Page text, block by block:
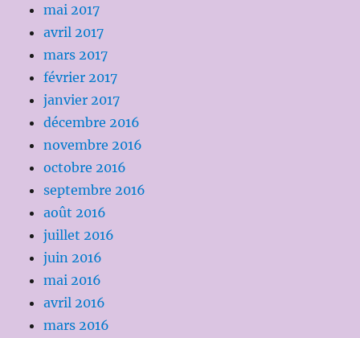
mai 2017
avril 2017
mars 2017
février 2017
janvier 2017
décembre 2016
novembre 2016
octobre 2016
septembre 2016
août 2016
juillet 2016
juin 2016
mai 2016
avril 2016
mars 2016